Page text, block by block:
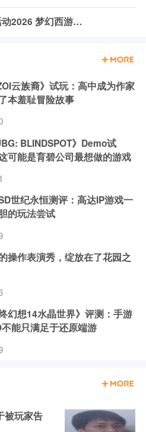
梦幻西游手游520有什么活动2026 梦幻西游520活动内容攻略
云族裔》试玩：高中成为作家
本羞耻冒险故事
BLINDSPOT》Demo试
可能是育碧公司最想做的游戏
世纪永恒测评：高达IP游戏一
的玩法尝试
操作表演秀，绽放在了花园之
终幻想14水晶世界》评测：手游
不能只满足于还原端游
被玩家告